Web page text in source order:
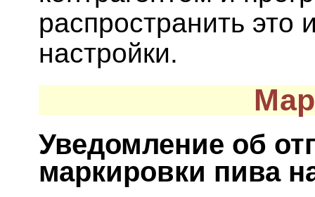
распространить это
настройки.
Уведомление об
маркировки пива